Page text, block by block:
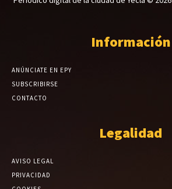
Información
ANÚNCIATE EN EPY
SUBSCRIBIRSE
CONTACTO
Legalidad
AVISO LEGAL
PRIVACIDAD